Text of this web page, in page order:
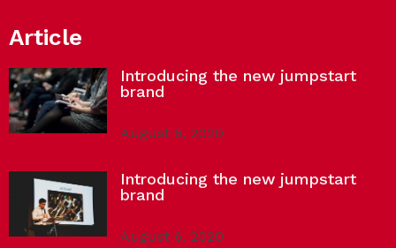
Article
Introducing the new jumpstart
brand
August 6, 2020
Introducing the new jumpstart
brand
August 6, 2020